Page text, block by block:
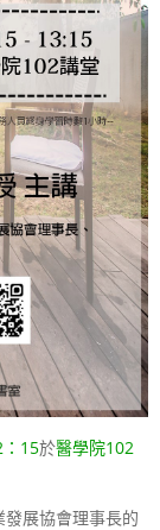
： 15於醫學院102
展協會理事長的